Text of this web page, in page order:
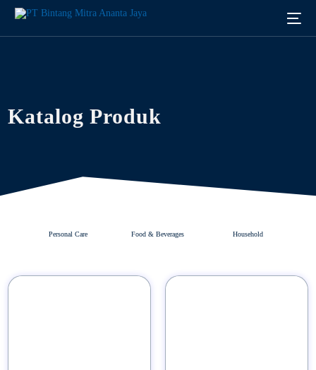
Katalog Produk
Personal Care Food & Beverages Household